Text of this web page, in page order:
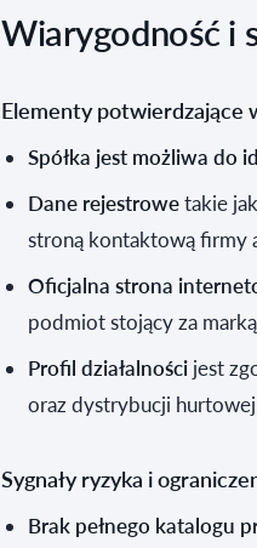
Wiarygodność i
Elementy potwierdzające
Spółka jest możliwa do
Dane rejestrowetakie
stroną kontaktową firmy
Oficjalna strona
podmiot stojący za
Profil działalności jest
oraz dystrybucji
Sygnały ryzyka i
Brak pełnego katalogu